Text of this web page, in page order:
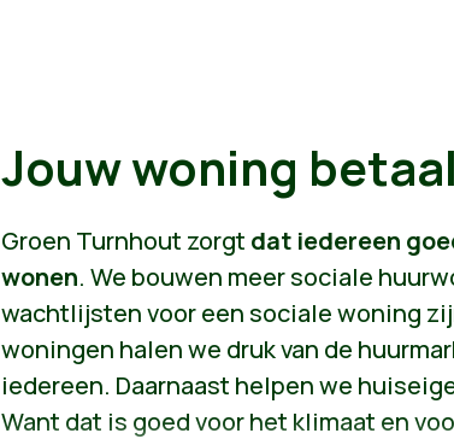
Jouw woning
Groen Turnhout zorgt dat iedereen
wonen. We bouwen meer sociale
wachtlijsten voor een sociale woning
woningen halen we druk van de
iedereen. Daarnaast helpen we
Want dat is goed voor het klimaat en